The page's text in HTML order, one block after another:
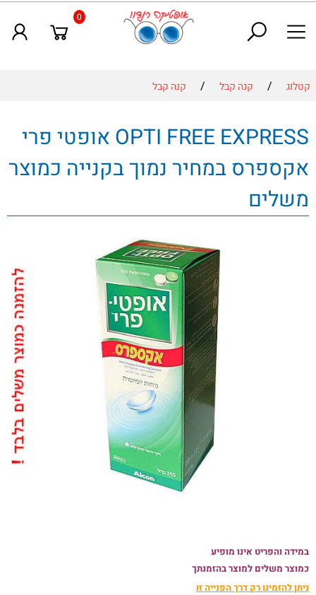
0
קטלוג / קנה קבל / קנה קבל
OPTI FREE EXPRESS אופטי פרי
אקספרס במחיר נמוך בקנייה כמוצר
משלים
במידה והפריט אינו מופיע
כמוצר משלים למוצר בהזמנתך
ניתן להזמינו רק דרך הפנייה זו